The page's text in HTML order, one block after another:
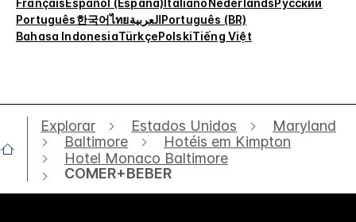
FrançaisEspañol (España)ItalianoNederlandsРусский
Português한국어ไทยالعربيةPortuguês (BR)
Bahasa IndonesiaTürkçePolskiTiếng Việt
Explorar Estados Unidos
Maryland
Baltimore
Hotéis em Kimpton
Hotel Monaco Baltimore
COMER+BEBER